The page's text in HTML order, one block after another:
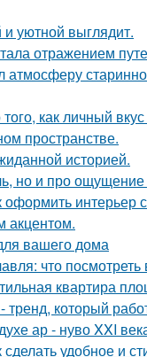
и уютной выглядит.
отражением
как личный
пространстве.
историей.
но и про
оформить интерьер
акцентом.
вашего дома
что
квартира
который
ар - нуво XXI
удобное и